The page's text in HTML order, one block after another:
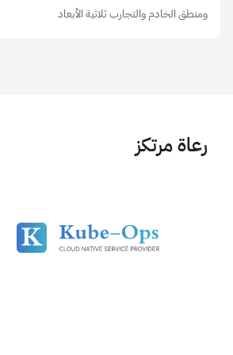
ومنطق الخادم والتجارب ثلاثية الأبعاد
رعاة مرتكز